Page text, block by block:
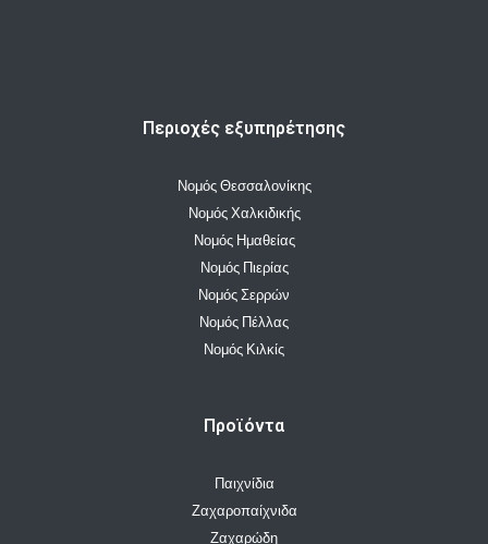
Περιοχές εξυπηρέτησης
Νομός Θεσσαλονίκης
Νομός Χαλκιδικής
Νομός Ημαθείας
Νομός Πιερίας
Νομός Σερρών
Νομός Πέλλας
Νομός Κιλκίς
Προϊόντα
Παιχνίδια
Ζαχαροπαίχνιδα
Ζαχαρώδη